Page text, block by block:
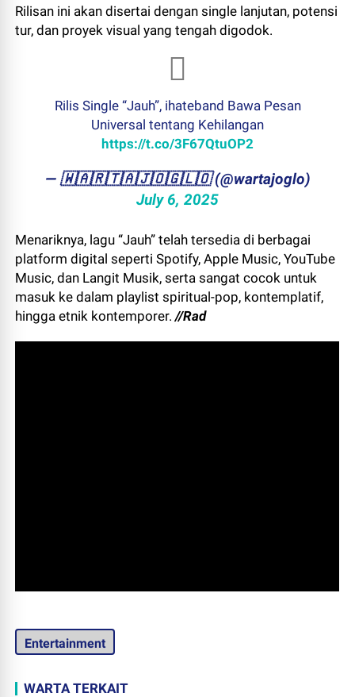
Rilisan ini akan disertai dengan single lanjutan, potensi
tur, dan proyek visual yang tengah digodok.
Rilis Single “Jauh”, ihateband Bawa Pesan
Universal tentang Kehilangan
https://t.co/3F67QtuOP2
— ​🇼​​🇦​​🇷​​🇹​​🇦​​🇯​​🇴​​🇬​​🇱​​🇴 (@wartajoglo)
July 6, 2025
Menariknya, lagu “Jauh” telah tersedia di berbagai
platform digital seperti Spotify, Apple Music, YouTube
Music, dan Langit Musik, serta sangat cocok untuk
masuk ke dalam playlist spiritual-pop, kontemplatif,
hingga etnik kontemporer.//Rad
Entertainment
WARTA TERKAIT